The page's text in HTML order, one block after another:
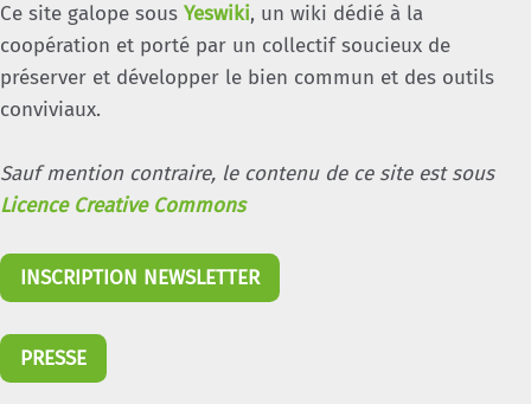
Ce site galope sous Yeswiki, un wiki dédié à la
coopération et porté par un collectif soucieux de
préserver et développer le bien commun et des outils
conviviaux.
Sauf mention contraire, le contenu de ce site est sous
Licence Creative Commons
INSCRIPTION NEWSLETTER
PRESSE